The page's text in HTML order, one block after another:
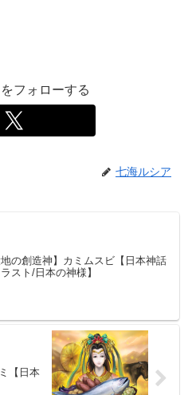
フォローする
七海ルシア
地の創造神】カミムスビ【日本神話
スト/日本の神様】
【日本